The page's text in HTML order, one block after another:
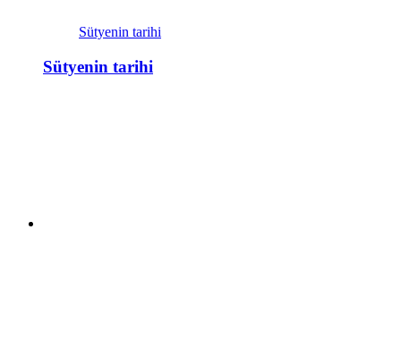
Sütyenin tarihi
Sütyenin tarihi